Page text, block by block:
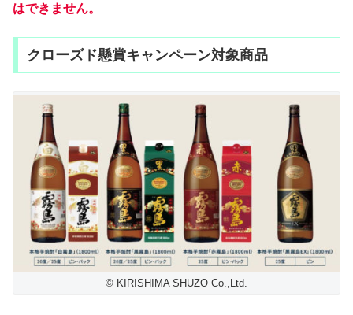
はできません。
クローズド懸賞キャンペーン対象商品
© KIRISHIMA SHUZO Co.,Ltd.